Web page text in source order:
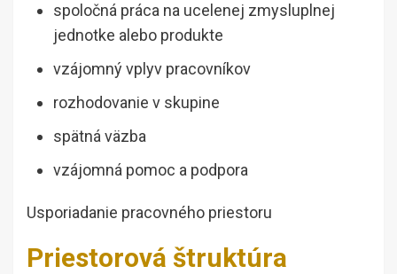
spoločná práca na ucelenej zmysluplnej
jednotke alebo produkte
vzájomný vplyv pracovníkov
rozhodovanie v skupine
spätná väzba
vzájomná pomoc a podpora
Usporiadanie pracovného priestoru
Priestorová štruktúra